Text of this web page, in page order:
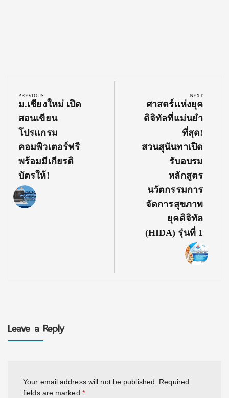
navigation
PREVIOUS
Previous
Post:
ม.เชียงใหม่ เปิด
สอนเขียน
โปรแกรม
คอมพิวเตอร์ฟรี
พร้อมมีเกียรติ
บัตรให้!
NEXT
Next
Post:
ศาสตร์แห่งยุค
ดิจิทัลที่แม่นยำ
ที่สุด!
สวนสุนันทาเปิด
รับอบรม
หลักสูตร
นวัตกรรมการ
จัดการสุขภาพ
ยุคดิจิทัล
(HIDA) รุ่นที่ 1
Leave a Reply
Your email address will not be published. Required
fields are marked *